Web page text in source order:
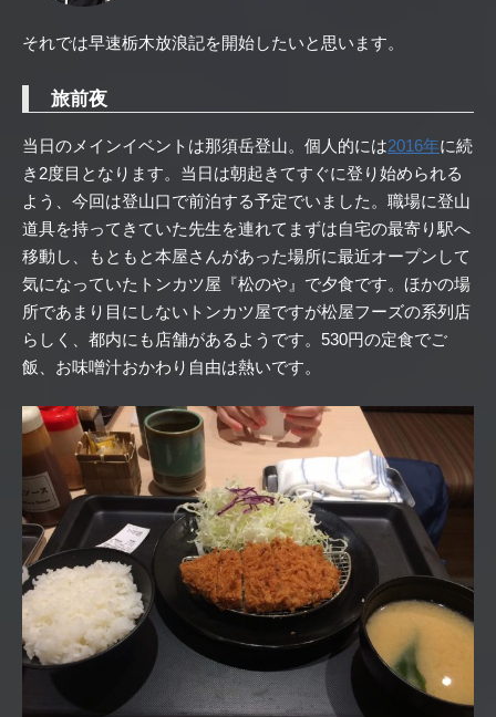
それでは早速栃木放浪記を開始したいと思います。
旅前夜
当日のメインイベントは那須岳登山。個人的には2016年に続
き2度目となります。当日は朝起きてすぐに登り始められる
よう、今回は登山口で前泊する予定でいました。職場に登山
道具を持ってきていた先生を連れてまずは自宅の最寄り駅へ
移動し、もともと本屋さんがあった場所に最近オープンして
気になっていたトンカツ屋『松のや』で夕食です。ほかの場
所であまり目にしないトンカツ屋ですが松屋フーズの系列店
らしく、都内にも店舗があるようです。530円の定食でご
飯、お味噌汁おかわり自由は熱いです。